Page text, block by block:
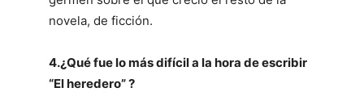
novela, de ficción.
4.¿Qué fue lo más difícil a la hora de escribir
“El heredero” ?